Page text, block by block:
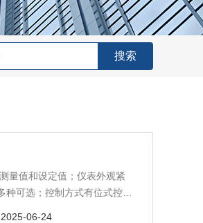
量值和设定值；仪表外观紧
种可选；控制方式有位式控
2025-06-24